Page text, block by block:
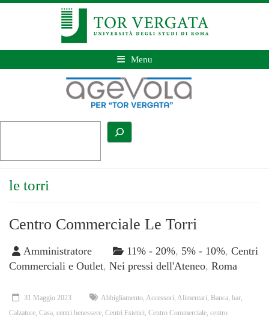
Menu
le torri
Centro Commerciale Le Torri
Amministratore 11% - 20%, 5% - 10%, Centri
Commerciali e Outlet, Nei pressi dell'Ateneo, Roma
31 Maggio 2023 Abbigliamento Accessori Alimentari Banca bar
Calzature Casa centri benessere Centri Estetici Centro Commerciale centro